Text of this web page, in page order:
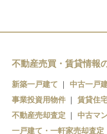
不動産売買・賃貸情報
新築一戸建て 中古一戸
事業投資用物件
賃貸住
不動産売却査定
中古マ
一戸建て・一軒家売却査定